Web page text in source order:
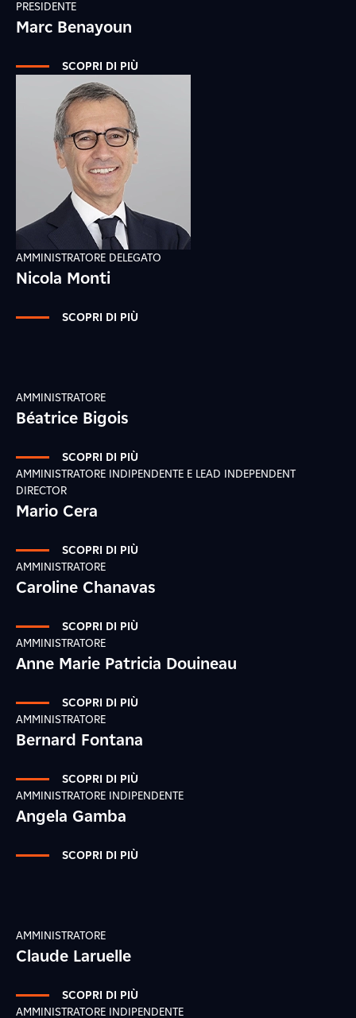
PRESIDENTE
Marc Benayoun
SCOPRI DI PIÙ
AMMINISTRATORE DELEGATO
Nicola Monti
SCOPRI DI PIÙ
AMMINISTRATORE
Béatrice Bigois
SCOPRI DI PIÙ
AMMINISTRATORE INDIPENDENTE E LEAD INDEPENDENT
DIRECTOR
Mario Cera
SCOPRI DI PIÙ
AMMINISTRATORE
Caroline Chanavas
SCOPRI DI PIÙ
AMMINISTRATORE
Anne Marie Patricia Douineau
SCOPRI DI PIÙ
AMMINISTRATORE
Bernard Fontana
SCOPRI DI PIÙ
AMMINISTRATORE INDIPENDENTE
Angela Gamba
SCOPRI DI PIÙ
AMMINISTRATORE
Claude Laruelle
SCOPRI DI PIÙ
AMMINISTRATORE INDIPENDENTE